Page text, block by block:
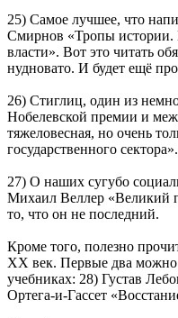
25) Самое лучшее, что
Смирнов «Тропы истории.
власти». Вот это читать
нудновато. И будет ещё
26) Стиглиц, один из
Нобелевской премии и
тяжеловесная, но очень
государственного сектора».
27) О наших сугубо
Михаил Веллер «Великий
то, что он не последний.
Кроме того, полезно
ХХ век. Первые два можно
учебниках: 28) Густав
Ортега-и-Гассет